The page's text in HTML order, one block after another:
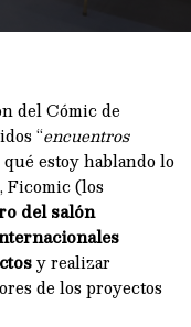
del Cómic de
“encuentros
qué estoy hablando lo
Ficomic (los
del salón
y realizar
de los proyectos